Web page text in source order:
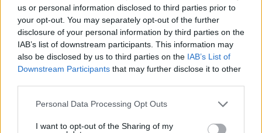
us or personal information disclosed to third parties prior to
your opt-out. You may separately opt-out of the further
disclosure of your personal information by third parties on the
IAB’s list of downstream participants. This information may
also be disclosed by us to third parties on the IAB’s List of
Downstream Participants that may further disclose it to other
Please note that this website/app uses one or more Google
not limited to your visit or usage behaviour. You may click to
Personal Data Processing Opt Outs
I want to opt-out of the Sharing of my
Η δεύτερη αναφορά είναι μόλις δύο ημέρες
αργότερα: «Στις 0811Z, το [λογοκριμένο]
επέστρεφε στη βάση (RTB - Return To Base)
όταν εντόπισαν ένα UAP να πετά ακριβώς
πάνω από την επιφάνεια της θάλασσας. Το